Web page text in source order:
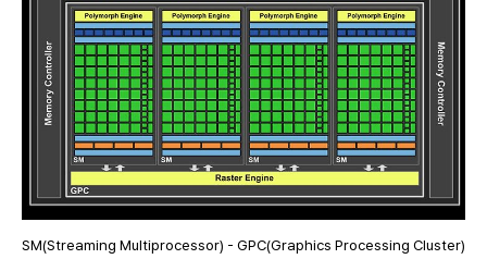
SM(Streaming Multiprocessor) - GPC(Graphics Processing Cluster)